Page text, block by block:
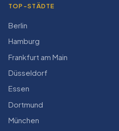
TOP-STÄDTE
Berlin
Hamburg
Frankfurt am Main
Düsseldorf
Essen
Dortmund
München